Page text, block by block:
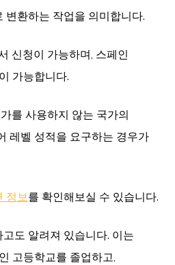
변환하는 작업을 의미합니다.
신청이 가능하며, 스페인
가능합니다.
를 사용하지 않는 국가의
레벨 성적을 요구하는 경우가
정보를 확인해보실 수 있습니다.
도 알려져 있습니다. 이는
고등학교를 졸업하고,